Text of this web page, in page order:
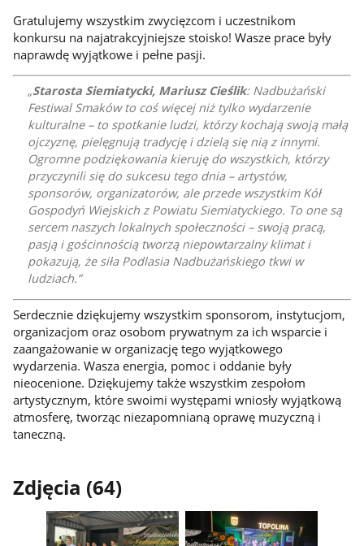
Gratulujemy wszystkim zwycięzcom i uczestnikom
konkursu na najatrakcyjniejsze stoisko! Wasze prace były
naprawdę wyjątkowe i pełne pasji.
Starosta Siemiatycki, Mariusz Cieślik: Nadbużański
Festiwal Smaków to coś więcej niż tylko wydarzenie
kulturalne – to spotkanie ludzi, którzy kochają swoją małą
ojczyznę, pielęgnują tradycję i dzielą się nią z innymi.
Ogromne podziękowania kieruję do wszystkich, którzy
przyczynili się do sukcesu tego dnia – artystów,
sponsorów, organizatorów, ale przede wszystkim Kół
Gospodyń Wiejskich z Powiatu Siemiatyckiego. To one są
sercem naszych lokalnych społeczności – swoją pracą,
pasją i gościnnością tworzą niepowtarzalny klimat i
pokazują, że siła Podlasia Nadbużańskiego tkwi w
ludziach.
Serdecznie dziękujemy wszystkim sponsorom, instytucjom,
organizacjom oraz osobom prywatnym za ich wsparcie i
zaangażowanie w organizację tego wyjątkowego
wydarzenia. Wasza energia, pomoc i oddanie były
nieocenione. Dziękujemy także wszystkim zespołom
artystycznym, które swoimi występami wniosły wyjątkową
atmosferę, tworząc niezapomnianą oprawę muzyczną i
taneczną.
Zdjęcia (64)